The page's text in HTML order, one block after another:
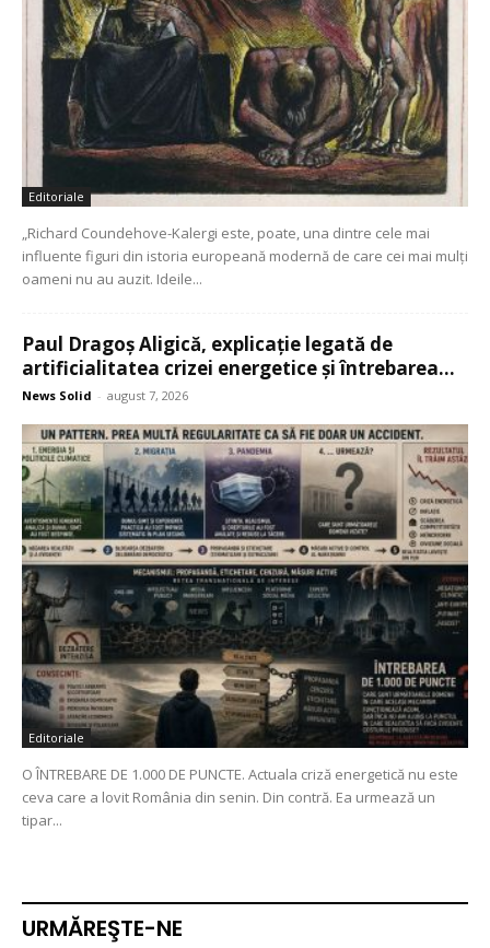
Editoriale
„Richard Coundehove-Kalergi este, poate, una dintre cele mai
influente figuri din istoria europeană modernă de care cei mai mulți
oameni nu au auzit. Ideile...
Paul Dragoș Aligică, explicație legată de
artificialitatea crizei energetice și întrebarea...
News Solid - august 7, 2026
Editoriale
O ÎNTREBARE DE 1.000 DE PUNCTE. Actuala criză energetică nu este
ceva care a lovit România din senin. Din contră. Ea urmează un
tipar...
URMĂREŞTE-NE